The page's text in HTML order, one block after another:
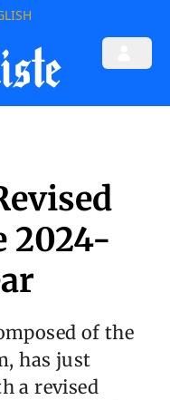
2024-
of the
has just
a revised